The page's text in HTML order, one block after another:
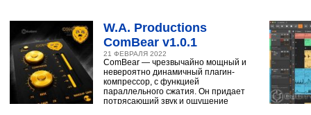
W.A. Productions
ComBear v1.0.1
21 ФЕВРАЛЯ 2022
ComBear — чрезвычайно мощный и
невероятно динамичный плагин-
компрессор, с функцией
параллельного сжатия. Он придает
потрясающий звук и ощущение